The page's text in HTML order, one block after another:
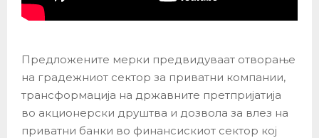
Предложените мерки предвидуваат отворање
на градежниот сектор за приватни компании,
трансформација на државните претпријатија
во акционерски друштва и дозвола за влез на
приватни банки во финансискиот сектор кој